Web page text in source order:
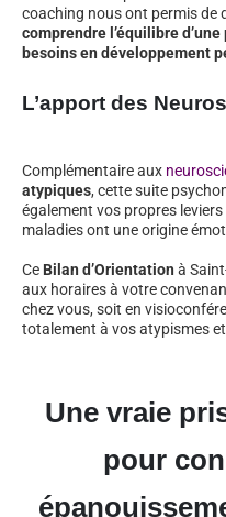
coaching nous ont permis de
comprendre l’équilibre
besoins en développement
L’apport des
Complémentaire aux
atypiques, cette suite
également vos propres
maladies ont une origine
Ce Bilan d’Orientation à
aux horaires à votre
chez vous, soit en
totalement à vos atypismes
Une vraie
pour